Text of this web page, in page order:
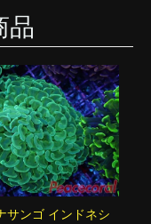
品
サンゴ インドネシ